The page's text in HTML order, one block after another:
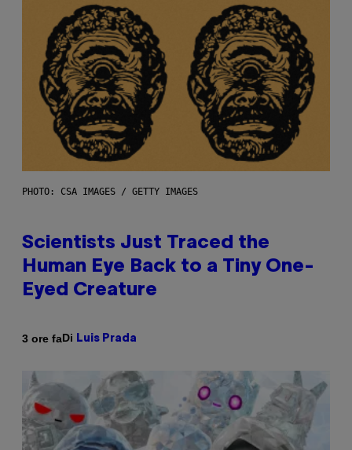
PHOTO: CSA IMAGES / GETTY IMAGES
Scientists Just Traced the
Human Eye Back to a Tiny One-
Eyed Creature
3 ore faDi Luis Prada